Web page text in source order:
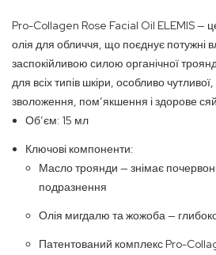
Pro-Collagen Rose Facial Oil ELEMIS —
олія для обличчя, що поєднує потужні
заспокійливою силою органічної
для всіх типів шкіри, особливо
зволоження, пом’якшення і здорове
Обʼєм: 15 мл
Ключові компоненти:
Масло троянди — знімає
подразнення
Олія мигдалю та жожоба —
Патентований комплекс Pro-